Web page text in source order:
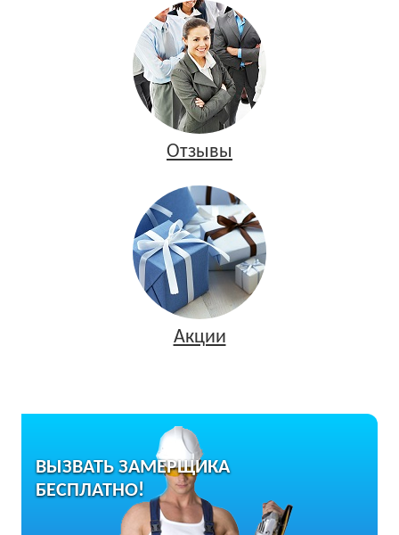
Отзывы
Акции
ВЫЗВАТЬ ЗАМЕРЩИКА
БЕСПЛАТНО!